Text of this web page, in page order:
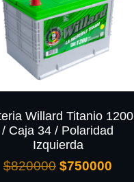
Willard Titanio 1200
/ Caja 34 / Polaridad
Izquierda
$820000 $750000